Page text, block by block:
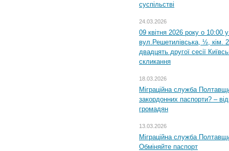
суспільстві
24.03.2026
09 квітня 2026 року о 10:00
вул.Решетилівська, ½, кім.
двадцять другої сесії
скликання
18.03.2026
Міграційна служба
закордонних паспорти? –
громадян
13.03.2026
Міграційна служба
Обміняйте паспорт